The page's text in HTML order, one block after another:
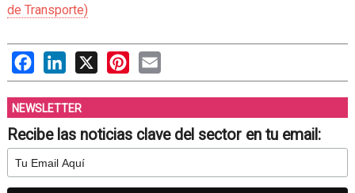
de Transporte)
FacebookLinkedIn Pinterest
NEWSLETTER
Recibe las noticias clave del sector en tu email: